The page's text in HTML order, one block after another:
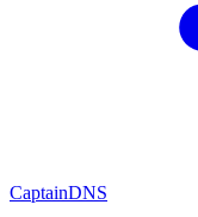
CaptainDNS